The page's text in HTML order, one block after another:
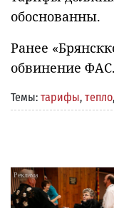
обоснованны.
Ранее
обвинение ФАС.
Темы: тарифы, тепло,